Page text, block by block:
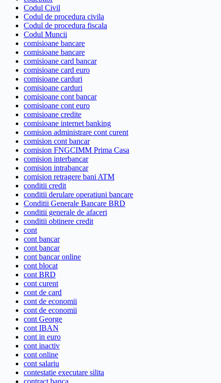
Codul Civil
Codul de procedura civila
Codul de procedura fiscala
Codul Muncii
comisioane bancare
comisioane bancare
comisioane card bancar
comisioane card euro
comisioane carduri
comisioane carduri
comisioane cont bancar
comisioane cont euro
comisioane credite
comisioane internet banking
comision administrare cont curent
comision cont bancar
comision FNGCIMM Prima Casa
comision interbancar
comision intrabancar
comision retragere bani ATM
conditii credit
conditii derulare operatiuni bancare
Conditii Generale Bancare BRD
conditii generale de afaceri
conditii obtinere credit
cont
cont bancar
cont bancar
cont bancar online
cont blocat
cont BRD
cont curent
cont de card
cont de economii
cont de economii
cont George
cont IBAN
cont in euro
cont inactiv
cont online
cont salariu
contestatie executare silita